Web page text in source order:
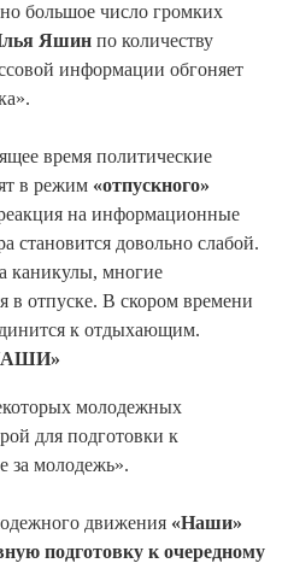
большое число громких
Яшин по количеству
информации обгоняет
время политические
в режим «отпускного»
на информационные
становится довольно слабой.
каникулы, многие
в отпуске. В скором времени
к отдыхающим.
молодежных
для подготовки к
за молодежь».
движения «Наши»
подготовку к очередному